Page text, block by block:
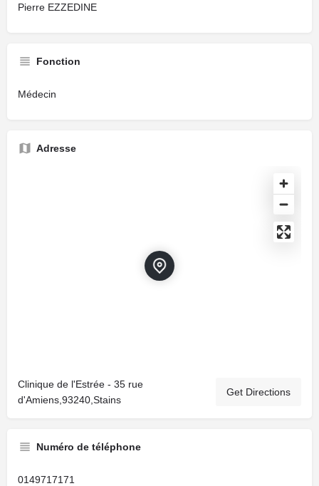
Pierre EZZEDINE
Fonction
Médecin
Adresse
Clinique de l'Estrée - 35 rue
d'Amiens,93240,Stains
Get Directions
Numéro de téléphone
0149717171